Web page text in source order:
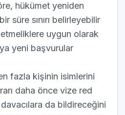
hükümet yeniden
süre sınırı belirleyebilir
uygun olarak
yeni başvurular
fazla kişinin isimlerini
daha önce vize red
da bildireceğini